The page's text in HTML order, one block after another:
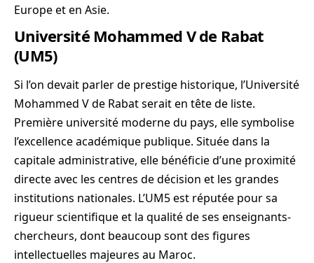
Europe et en Asie.
Université Mohammed V de Rabat
(UM5)
Si l’on devait parler de prestige historique, l’Université
Mohammed V de Rabat serait en tête de liste.
Première université moderne du pays, elle symbolise
l’excellence académique publique. Située dans la
capitale administrative, elle bénéficie d’une proximité
directe avec les centres de décision et les grandes
institutions nationales. L’UM5 est réputée pour sa
rigueur scientifique et la qualité de ses enseignants-
chercheurs, dont beaucoup sont des figures
intellectuelles majeures au Maroc.